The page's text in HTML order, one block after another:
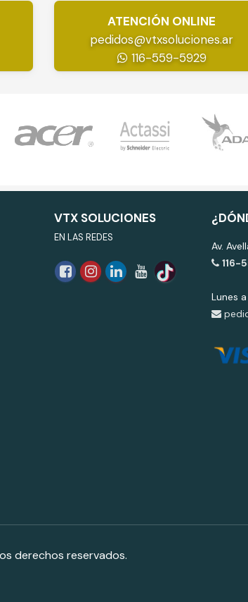
ATENCIÓN ONLINE
pedidos@vtxsoluciones.ar
116-559-5929
VTX SOLUCIONES
EN LAS REDES
Av.
116-
Lunes
derechos reservados.